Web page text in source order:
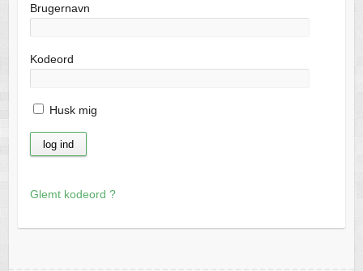
Brugernavn
Kodeord
Husk mig
Glemt kodeord ?